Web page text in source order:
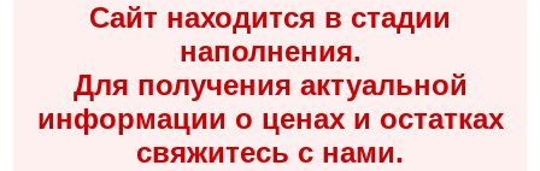
Сайт находится в стадии
наполнения.
Для получения актуальной
информации о ценах и остатках
свяжитесь с нами.